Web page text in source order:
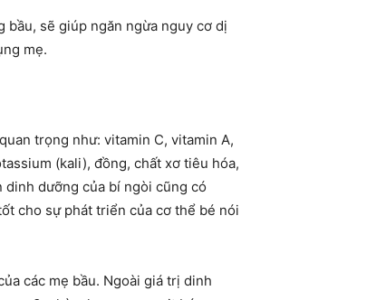
bầu, sẽ giúp ngăn ngừa nguy cơ dị
mẹ.
trọng như: vitamin C, vitamin A,
(kali), đồng, chất xơ tiêu hóa,
dinh dưỡng của bí ngòi cũng có
cho sự phát triển của cơ thể bé nói
các mẹ bầu. Ngoài giá trị dinh